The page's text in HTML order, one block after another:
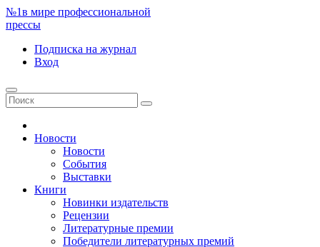
№1в мире профессиональной
прессы
Подписка на журнал
Вход
Новости
Новости
События
Выставки
Книги
Новинки издательств
Рецензии
Литературные премии
Победители литературных премий